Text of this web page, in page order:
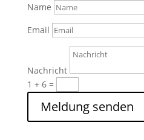
Name
Email
Nachricht
1 + 6=
Meldung senden